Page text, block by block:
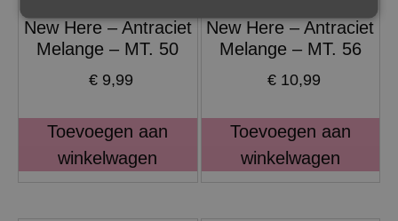
New Here – Antraciet
Melange – MT. 50
€ 9,99
Toevoegen aan
winkelwagen
New Here – Antraciet
Melange – MT. 56
€10,99
Toevoegen aan
winkelwagen